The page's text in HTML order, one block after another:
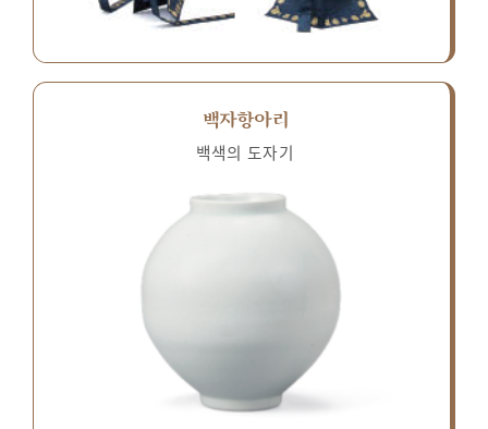
백자항아리
백색의 도자기